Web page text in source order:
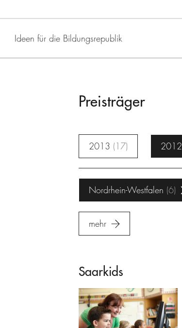
Ideen für die Bildungsrepublik
Preisträger
2013 17 2012
Nordrhein-Westfalen 6
mehr
Saarkids